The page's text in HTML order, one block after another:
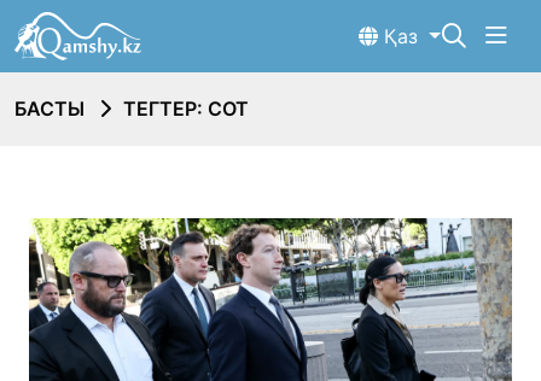
Қаз
БАСТЫ ТЕГТЕР: СОТ